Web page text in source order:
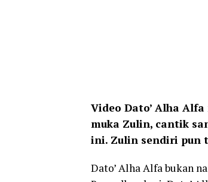
Video Dato’ Alha
muka Zulin, cantik
ini. Zulin sendiri pun
Dato’ Alha Alfa bukan